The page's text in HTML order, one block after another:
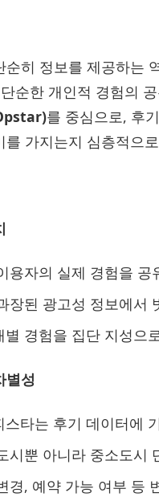
히 정보를 제공하는
순한 개인적 경험의
를 중심으로, 후
가지는지 심층적으
용자의 실제 경험을 공
장된 광고성 정보에서
별 경험을 집단 지성으
별성
스타는 후기 데이터에
시뿐 아니라 중소도시
경, 예약 가능 여부 등